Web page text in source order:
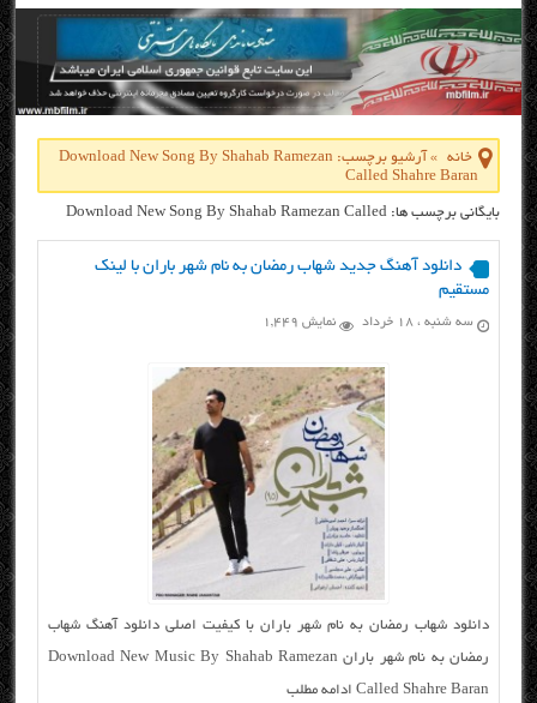
خانه »
آرشیو برچسب: Download New Song By Shahab Ramezan
Called Shahre Baran
بایگانی برچسب ها: Download New Song By Shahab Ramezan Called
دانلود آهنگ جدید شهاب رمضان به نام شهر باران با لینک
مستقیم
سه شنبه ، ۱۸ خرداد نمایش 1,449
دانلود شهاب رمضان به نام شهر باران با کیفیت اصلی دانلود آهنگ شهاب
رمضان به نام شهر باران Download New Music By Shahab Ramezan
Called Shahre Baran ادامه مطلب